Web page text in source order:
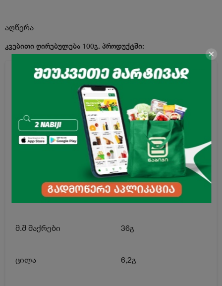
აღწერა
კვებითი ღირებულება 100გ. პროდუქტში:
ენერგეტიკული
ცხიმი 15გ
მ.შ ნაჯერი ცხიმოვანი
2,2გ
ნახშირწყლები 62გ
მ.შ შაქრები 36გ
ცილა 6,2გ